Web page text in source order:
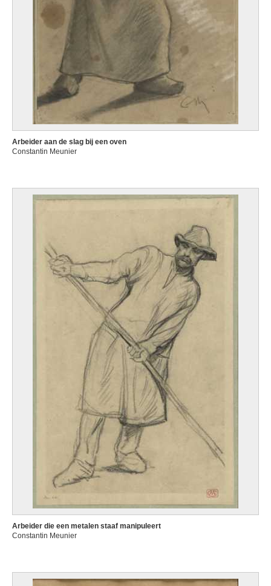
Arbeider aan de slag bij een oven
Constantin Meunier
Arbeider die een metalen staaf manipuleert
Constantin Meunier